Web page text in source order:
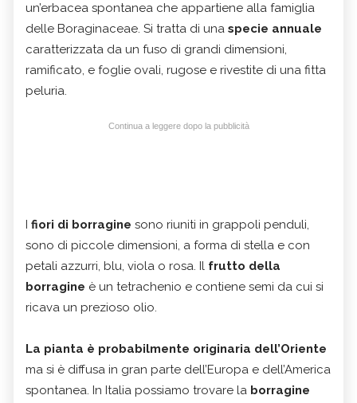
un’erbacea spontanea che appartiene alla famiglia
delle Boraginaceae. Si tratta di una specie annuale
caratterizzata da un fuso di grandi dimensioni,
ramificato, e foglie ovali, rugose e rivestite di una fitta
peluria.
Continua a leggere dopo la pubblicità
I fiori di borragine sono riuniti in grappoli penduli,
sono di piccole dimensioni, a forma di stella e con
petali azzurri, blu, viola o rosa. Il frutto della
borragine è un tetrachenio e contiene semi da cui si
ricava un prezioso olio.
La pianta è probabilmente originaria dell’Oriente
ma si è diffusa in gran parte dell’Europa e dell’America
spontanea. In Italia possiamo trovare la borragine